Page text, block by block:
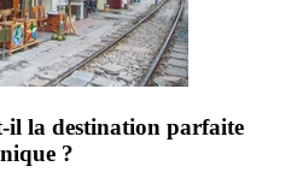
il la destination parfaite
?